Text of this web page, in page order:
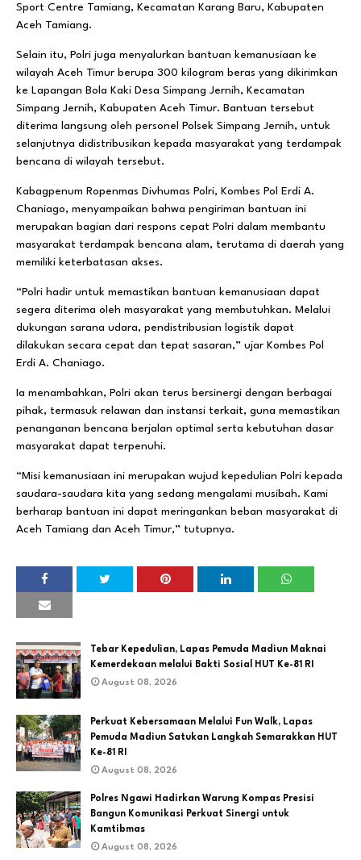
Sport Centre Tamiang, Kecamatan Karang Baru, Kabupaten
Aceh Tamiang.
Selain itu, Polri juga menyalurkan bantuan kemanusiaan ke
wilayah Aceh Timur berupa 300 kilogram beras yang dikirimkan
ke Lapangan Bola Kaki Desa Simpang Jernih, Kecamatan
Simpang Jernih, Kabupaten Aceh Timur. Bantuan tersebut
diterima langsung oleh personel Polsek Simpang Jernih, untuk
selanjutnya didistribusikan kepada masyarakat yang terdampak
bencana di wilayah tersebut.
Kabagpenum Ropenmas Divhumas Polri, Kombes Pol Erdi A.
Chaniago, menyampaikan bahwa pengiriman bantuan ini
merupakan bagian dari respons cepat Polri dalam membantu
masyarakat terdampak bencana alam, terutama di daerah yang
memiliki keterbatasan akses.
“Polri hadir untuk memastikan bantuan kemanusiaan dapat
segera diterima oleh masyarakat yang membutuhkan. Melalui
dukungan sarana udara, pendistribusian logistik dapat
dilakukan secara cepat dan tepat sasaran,” ujar Kombes Pol
Erdi A. Chaniago.
Ia menambahkan, Polri akan terus bersinergi dengan berbagai
pihak, termasuk relawan dan instansi terkait, guna memastikan
penanganan bencana berjalan optimal serta kebutuhan dasar
masyarakat dapat terpenuhi.
“Misi kemanusiaan ini merupakan wujud kepedulian Polri kepada
saudara-saudara kita yang sedang mengalami musibah. Kami
berharap bantuan ini dapat meringankan beban masyarakat di
Aceh Tamiang dan Aceh Timur,” tutupnya.
Tebar Kepedulian, Lapas Pemuda Madiun Maknai
Kemerdekaan melalui Bakti Sosial HUT Ke-81 RI
August 08, 2026
Perkuat Kebersamaan Melalui Fun Walk, Lapas
Pemuda Madiun Satukan Langkah Semarakkan HUT
Ke-81 RI
August 08, 2026
Polres Ngawi Hadirkan Warung Kompas Presisi
Bangun Komunikasi Perkuat Sinergi untuk
Kamtibmas
August 08, 2026